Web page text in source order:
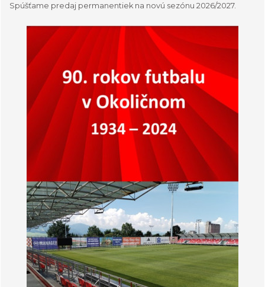
Spúšťame predaj permanentiek na novú sezónu 2026/2027.